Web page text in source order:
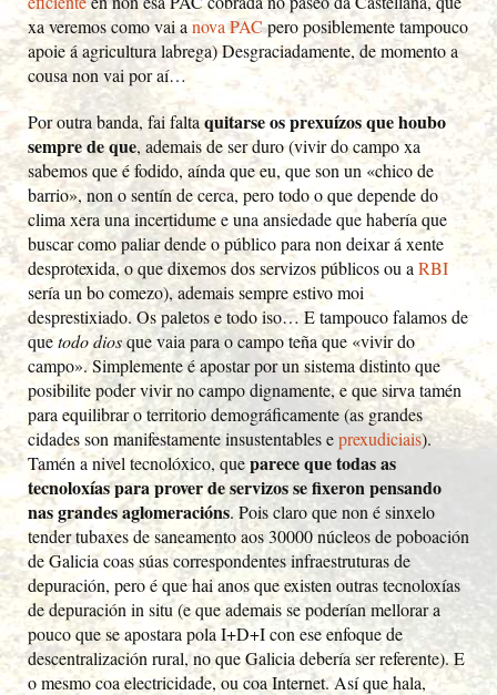
xa veremos como vai anova PACpero posiblemente tampouco
apoie á agricultura labrega) Desgraciadamente, de momento a
cousa non vai por aí…
Por outra banda, fai faltaquitarse os prexuízos que houbo
sempre de que, ademais de ser duro (vivir do campo xa
sabemos que é fodido, aínda que eu, que son un «chico de
barrio», non o sentín de cerca, pero todo o que depende do
clima xera una incertidume e una ansiedade que habería que
buscar como paliar dende o público para non deixar á xente
desprotexida, o que dixemos dos servizos públicos ou aRBI
sería un bo comezo), ademais sempre estivo moi
desprestixiado. Os paletos e todo iso… E tampouco falamos de
quetodo diosque vaia para o campo teña que «vivir do
campo». Simplemente é apostar por un sistema distinto que
posibilite poder vivir no campo dignamente, e que sirva tamén
para equilibrar o territorio demográficamente (as grandes
cidades son manifestamente insustentables eprexudiciais).
Tamén a nivel tecnolóxico, queparece que todas as
tecnoloxías para prover de servizos se fixeron pensando
nas grandes aglomeracións. Pois claro que non é sinxelo
tender tubaxes de saneamento aos 30000 núcleos de poboación
de Galicia coas súas correspondentes infraestruturas de
depuración, pero é que hai anos que existen outras tecnoloxías
de depuración in situ (e que ademais se poderían mellorar a
pouco que se apostara pola I+D+I con ese enfoque de
descentralización rural, no que Galicia debería ser referente). E
o mesmo coa electricidade, ou coa Internet. Así que hala,